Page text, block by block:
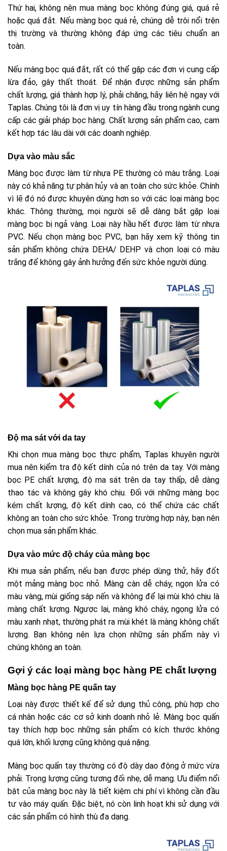
Thứ hai, không nên mua màng bọc không đúng giá, quá rẻ
hoặc quá đắt. Nếu màng bọc quá rẻ, chúng dễ trôi nổi trên
thị trường và thường không đáp ứng các tiêu chuẩn an
toàn.
Nếu màng bọc quá đắt, rất có thể gặp các đơn vị cung cấp
lừa đảo, gây thất thoát. Để nhận được những sản phẩm
chất lượng, giá thành hợp lý, phải chăng, hãy liên hệ ngay với
Taplas. Chúng tôi là đơn vị uy tín hàng đầu trong ngành cung
cấp các giải pháp bọc hàng. Chất lượng sản phẩm cao, cam
kết hợp tác lâu dài với các doanh nghiệp.
Dựa vào màu sắc
Màng bọc được làm từ nhựa PE thường có màu trắng. Loại
này có khả năng tự phân hủy và an toàn cho sức khỏe. Chính
vì lẽ đó nó được khuyên dùng hơn so với các loại màng bọc
khác. Thông thường, mọi người sẽ dễ dàng bắt gặp loại
màng bọc bị ngả vàng. Loại này hầu hết được làm từ nhựa
PVC. Nếu chọn màng bọc PVC, bạn hãy xem kỹ thông tin
sản phẩm không chứa DEHA/ DEHP và chọn loại có màu
trắng để không gây ảnh hưởng đến sức khỏe người dùng.
Độ ma sát với da tay
Khi chọn mua màng bọc thực phẩm, Taplas khuyên người
mua nên kiểm tra độ kết dính của nó trên da tay. Với màng
bọc PE chất lượng, độ ma sát trên da tay thấp, dễ dàng
thao tác và không gây khó chịu. Đối với những màng bọc
kém chất lượng, độ kết dính cao, có thể chứa các chất
không an toàn cho sức khỏe. Trong trường hợp này, bạn nên
chọn mua sản phẩm khác.
Dựa vào mức độ cháy của màng bọc
Khi mua sản phẩm, nếu bạn được phép dùng thử, hãy đốt
một mảng màng bọc nhỏ. Màng càn dễ cháy, ngọn lửa có
màu vàng, mùi giống sáp nến và không để lại mùi khó chịu là
màng chất lượng. Ngược lại, màng khó cháy, ngọng lửa có
màu xanh nhạt, thường phát ra mùi khét là màng không chất
lượng. Bạn không nên lựa chọn những sản phẩm này vì
chúng không an toàn.
Gợi ý các loại màng bọc hàng PE chất lượng
Màng bọc hàng PE quấn tay
Loại này được thiết kế để sử dụng thủ công, phù hợp cho
cá nhân hoặc các cơ sở kinh doanh nhỏ lẻ. Màng bọc quấn
tay thích hợp bọc những sản phẩm có kích thước không
quá lớn, khối lượng cũng không quá nặng.
Màng bọc quấn tay thường có độ dày dao động ở mức vừa
phải. Trọng lượng cũng tương đối nhẹ, dễ mang. Ưu điểm nổi
bật của màng bọc này là tiết kiệm chi phí vì không cần đầu
tư vào máy quấn. Đặc biệt, nó còn linh hoạt khi sử dụng với
các sản phẩm có hình thù đa dạng.